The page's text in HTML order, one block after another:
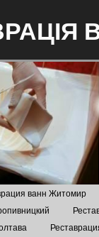
ванн Житомир